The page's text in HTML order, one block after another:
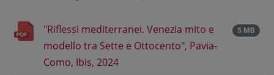
"Riflessi mediterranei. Venezia mito e
modello tra Sette e Ottocento", Pavia-
Como, Ibis, 2024
5 MB